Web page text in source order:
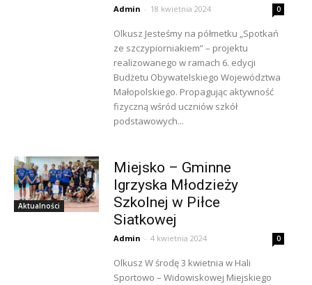
Admin - 18 kwietnia 2024 0
Olkusz Jesteśmy na półmetku „Spotkań
ze szczypiorniakiem” – projektu
realizowanego w ramach 6. edycji
Budżetu Obywatelskiego Województwa
Małopolskiego. Propagując aktywność
fizyczną wśród uczniów szkół
podstawowych...
Aktualności
Miejsko – Gminne
Igrzyska Młodzieży
Szkolnej w Piłce
Siatkowej
Admin - 4 kwietnia 2024 0
Olkusz W środę 3 kwietnia w Hali
Sportowo – Widowiskowej Miejskiego